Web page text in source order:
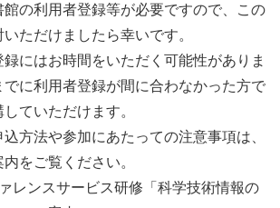
館の利用者登録等が必要ですので、この
ただけましたら幸いです。
にはお時間をいただく可能性がありま
に利用者登録が間に合わなかった方で
ていただけます。
方法や参加にあたっての注意事項は、
をご覧ください。
レンスサービス研修「科学技術情報の